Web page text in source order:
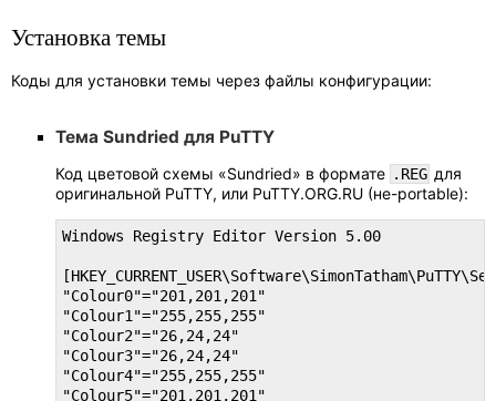
Установка темы
Коды для установки темы через файлы конфигурации:
Тема Sundried для PuTTY
Код цветовой схемы «Sundried» в формате .REG для
оригинальной PuTTY, или PuTTY.ORG.RU (не-portable):
Windows Registry Editor Version 5.00
"Colour0"="201,201,201"
"Colour1"="255,255,255"
"Colour2"="26,24,24"
"Colour3"="26,24,24"
"Colour4"="255,255,255"
"Colour5"="201,201,201"